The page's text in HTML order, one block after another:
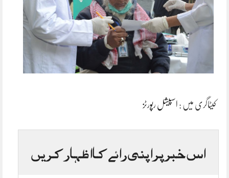
کیٹاگری میں : اسپیشل رپورٹز
اس خبر پر اپنی رائے کا اظہار کریں